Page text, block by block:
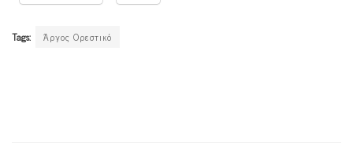
Tags: Άργος Ορεστικό